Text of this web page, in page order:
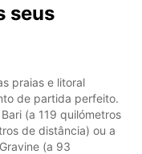
seus
praias e litoral
de partida perfeito.
(a 119 quilómetros
de distância) ou a
(a 93